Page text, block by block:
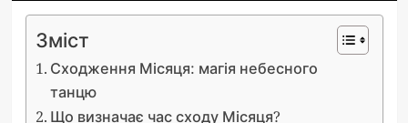
Зміст
Сходження Місяця: магія небесного
танцю
Що визначає час сходу Місяця?